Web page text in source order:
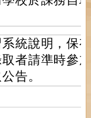
統說明，保
者請準時參
告。